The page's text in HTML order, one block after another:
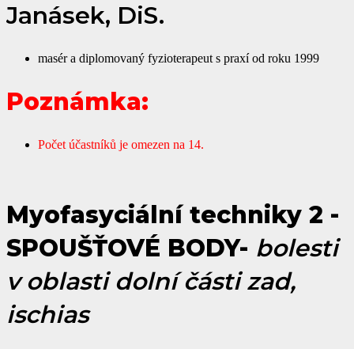
Janásek, DiS.
masér a diplomovaný fyzioterapeut s praxí od roku 1999
Poznámka:
Počet účastníků je omezen na 14.
Myofasyciální techniky 2 -
SPOUŠŤOVÉ BODY- bolesti
v oblasti dolní části zad,
ischias